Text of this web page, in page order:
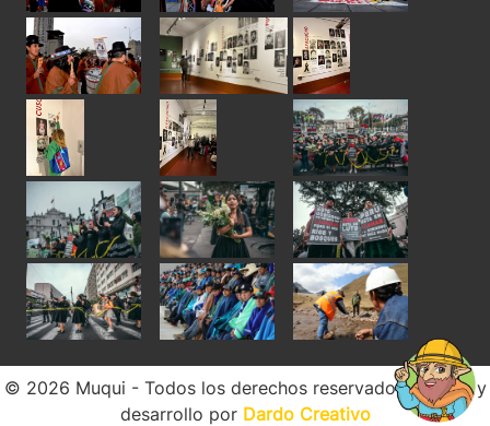
© 2026 Muqui - Todos los derechos reservados. Diseño y
desarrollo por Dardo Creativo